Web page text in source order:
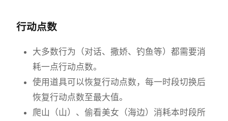
行动点数
大多数行为（对话、撒娇、钓鱼等）都需要消
耗一点行动点数。
使用道具可以恢复行动点数，每一时段切换后
恢复行动点数至最大值。
爬山（山）、偷看美女（海边）消耗本时段所